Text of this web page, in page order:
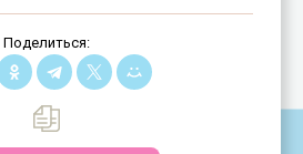
Поделиться: